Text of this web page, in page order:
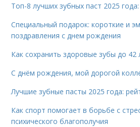
Топ-8 лучших зубных паст 2025
Специальный подарок: короткие и
поздравления с днем рождения
Как сохранить здоровые зубы до 42
С днём рождения, мой дорогой
Лучшие зубные пасты 2025 года:
Как спорт помогает в борьбе с
психического благополучия